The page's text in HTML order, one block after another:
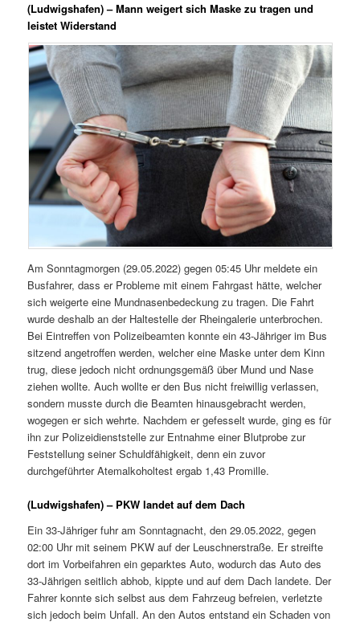
(Ludwigshafen) – Mann weigert sich Maske zu tragen und
leistet Widerstand
Am Sonntagmorgen (29.05.2022) gegen 05:45 Uhr meldete ein
Busfahrer, dass er Probleme mit einem Fahrgast hätte, welcher
sich weigerte eine Mundnasenbedeckung zu tragen. Die Fahrt
wurde deshalb an der Haltestelle der Rheingalerie unterbrochen.
Bei Eintreffen von Polizeibeamten konnte ein 43-Jähriger im Bus
sitzend angetroffen werden, welcher eine Maske unter dem Kinn
trug, diese jedoch nicht ordnungsgemäß über Mund und Nase
ziehen wollte. Auch wollte er den Bus nicht freiwillig verlassen,
sondern musste durch die Beamten hinausgebracht werden,
wogegen er sich wehrte. Nachdem er gefesselt wurde, ging es für
ihn zur Polizeidienststelle zur Entnahme einer Blutprobe zur
Feststellung seiner Schuldfähigkeit, denn ein zuvor
durchgeführter Atemalkoholtest ergab 1,43 Promille.
(Ludwigshafen) – PKW landet auf dem Dach
Ein 33-Jähriger fuhr am Sonntagnacht, den 29.05.2022, gegen
02:00 Uhr mit seinem PKW auf der Leuschnerstraße. Er streifte
dort im Vorbeifahren ein geparktes Auto, wodurch das Auto des
33-Jährigen seitlich abhob, kippte und auf dem Dach landete. Der
Fahrer konnte sich selbst aus dem Fahrzeug befreien, verletzte
sich jedoch beim Unfall. An den Autos entstand ein Schaden von